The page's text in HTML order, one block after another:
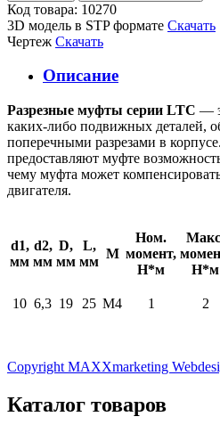
Код товара: 10270
3D модель в STP формате Скачать
Чертеж Скачать
Описание
Разрезные муфты серии LTC —
каких-либо подвижных деталей,
поперечными разрезами в
предоставляют муфте
чему муфта может
двигателя.
d1,
мм
d2,
мм
D,
мм
L,
мм
М
Ном.
момент,
Н*м
Н*м
10 6,3 19 25 М4 1 2
Copyright MAXXmarketing
Каталог товаров